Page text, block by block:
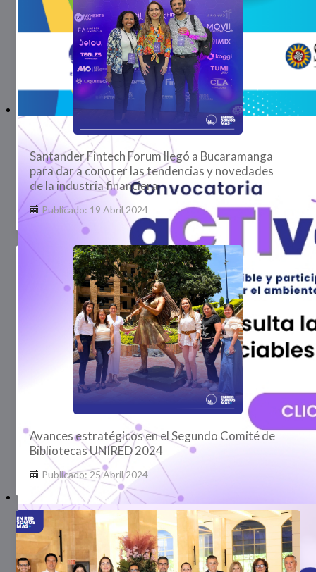
Santander Fintech Forum llegó a Bucaramanga
para dar a conocer las tendencias y novedades
de la industria financiera
Publicado: 19 Abril 2024
Avances estratégicos en el Segundo Comité de
Bibliotecas UNIRED 2024
Publicado: 25 Abril 2024